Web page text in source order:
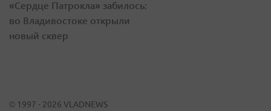
«Сердце Патрокла» забилось:
во Владивостоке открыли
новый сквер
© 1997 - 2026 VLADNEWS